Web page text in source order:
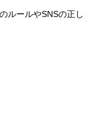
ルールやSNSの正し